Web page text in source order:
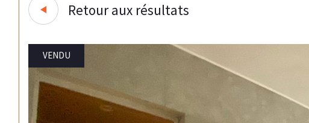
Retour aux résultats
VENDU